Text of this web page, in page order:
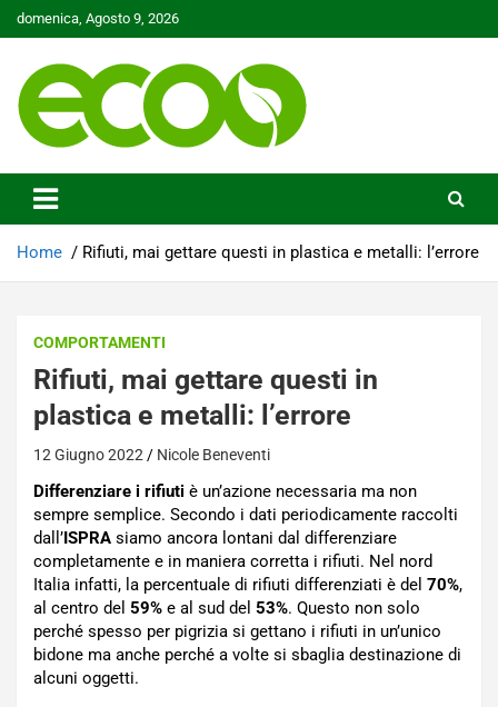
Skip
to
domenica, Agosto 9, 2026
Ecoo.it
Home Rifiuti, mai gettare questi in plastica e metalli: l’errore
COMPORTAMENTI
Rifiuti, mai gettare questi in
plastica e metalli: l’errore
12 Giugno 2022 Nicole Beneventi
Differenziare i rifiuti è un’azione necessaria ma non
sempre semplice. Secondo i dati periodicamente raccolti
dall’ISPRA siamo ancora lontani dal differenziare
completamente e in maniera corretta i rifiuti. Nel nord
Italia infatti, la percentuale di rifiuti differenziati è del 70%,
al centro del 59% e al sud del 53%. Questo non solo
perché spesso per pigrizia si gettano i rifiuti in un’unico
bidone ma anche perché a volte si sbaglia destinazione di
alcuni oggetti.